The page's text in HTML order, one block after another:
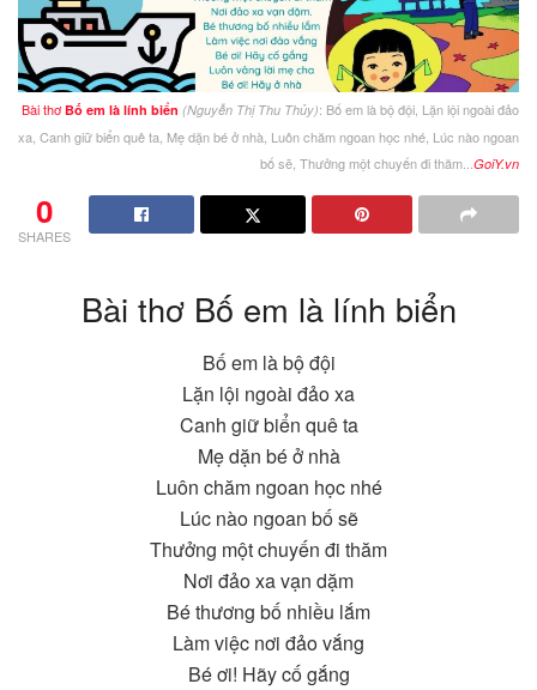
Bài thơBố em là lính biển (Nguyễn Thị Thu Thủy): Bố em là bộ đội, Lặn lội ngoài đảo
xa, Canh giữ biển quê ta, Mẹ dặn bé ở nhà, Luôn chăm ngoan học nhé, Lúc nào ngoan
bố sẽ, Thưởng một chuyến đi thăm... GoiY.vn
0
SHARES
Bài thơ Bố em là lính biển
Bố em là bộ đội
Lặn lội ngoài đảo xa
Canh giữ biển quê ta
Mẹ dặn bé ở nhà
Luôn chăm ngoan học nhé
Lúc nào ngoan bố sẽ
Thưởng một chuyến đi thăm
Nơi đảo xa vạn dặm
Bé thương bố nhiều lắm
Làm việc nơi đảo vắng
Bé ơi! Hãy cố gắng